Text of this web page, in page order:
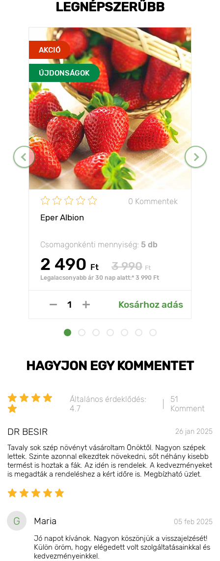
LEGNÉPSZERŰBB
AKCIÓ
ÚJDONSÁGOK
0 Kommentek
Eper Albion
Csomagonkénti mennyiség: 5 db
2 490 Ft 3 990 Ft
Legalacsonyabb ár 30 nap alatt:* 3 990 Ft
Kosárhoz adás
HAGYJON EGY KOMMENTET
Általános érdeklődés:
4.7
51
Komment
DR BESIR 26 jan 2025
Tavaly sok szép növényt vásároltam Önöktől. Nagyon szépek
lettek. Szinte azonnal elkezdtek növekedni, sőt néhány kisebb
termést is hoztak a fák. Az idén is rendelek. A kedvezményeket
is megadták a rendeléshez a kért időre is. Megbízható üzlet.
G Maria 05 feb 2025
Jó napot kívánok. Nagyon köszönjük a visszajelzését!
Külön öröm, hogy elégedett volt szolgáltatásainkkal és
kedvezményeinkkel.